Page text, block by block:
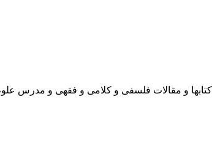
و مقالات فلسفی و کلامی و فقهی و مدرس